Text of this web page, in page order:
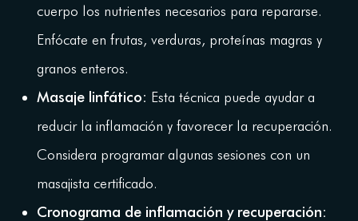
cuerpo los nutrientes necesarios para repararse.
Enfócate en frutas, verduras, proteínas magras y
granos enteros.
Masaje linfático: Esta técnica puede ayudar a
reducir la inflamación y favorecer la recuperación.
Considera programar algunas sesiones con un
masajista certificado.
Cronograma de inflamación y recuperación: